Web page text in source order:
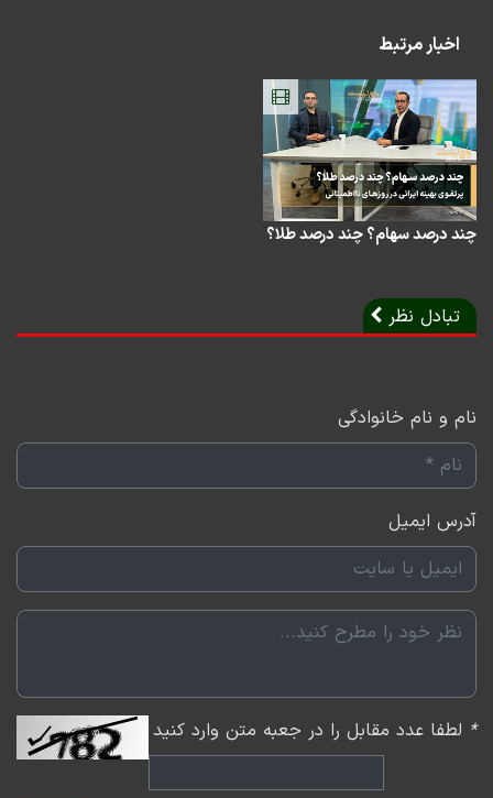
اخبار مرتبط
چند درصد سهام؟ چند درصد طلا؟
تبادل نظر
نام و نام خانوادگی
آدرس ایمیل
* لطفا عدد مقابل را در جعبه متن وارد کنید